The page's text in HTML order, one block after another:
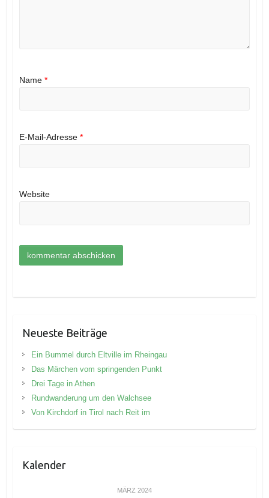
Name *
E-Mail-Adresse *
Website
Neueste Beiträge
Ein Bummel durch Eltville im Rheingau
Das Märchen vom springenden Punkt
Drei Tage in Athen
Rundwanderung um den Walchsee
Von Kirchdorf in Tirol nach Reit im
Kalender
MÄRZ 2024